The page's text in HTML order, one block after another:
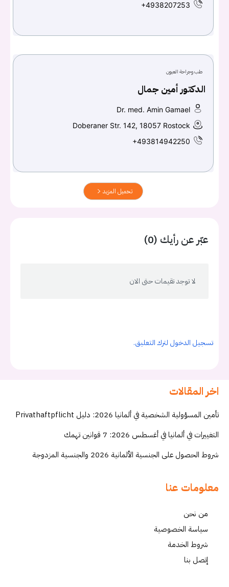
+4938207253
طب وجراحة العيون
الدكتور أمين جمال
Dr. med. Amin Gamael
Doberaner Str. 142, 18057 Rostock
+493814942250
تحميل المزيد
عبّر عن رأيك (0)
لا توجد تقيمات حتى الان
تسجيل الدخول لترك التعليق.
اخر المقالات
تأمين المسؤولية الشخصية في ألمانيا 2026: دليل Privathaftpflicht
التغييرات في ألمانيا في أغسطس 2026: 7 قوانين تهمك
شروط الحصول على الجنسية الألمانية 2026 والجنسية المزدوجة
معلومات عنا
من نحن
سياسة الخصوصية
شروط الخدمة
إتصل بنا